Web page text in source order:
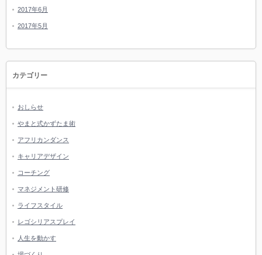
2017年6月
2017年5月
カテゴリー
おしらせ
やまと式かずたま術
アフリカンダンス
キャリアデザイン
コーチング
マネジメント研修
ライフスタイル
レゴシリアスプレイ
人生を動かす